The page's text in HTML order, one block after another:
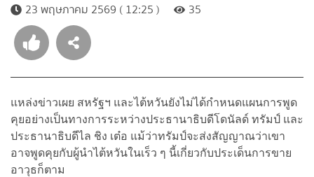
23 พฤษภาคม 2569 ( 12:25 )
35
แหล่งข่าวเผย สหรัฐฯ และไต้หวันยังไม่ได้กำหนดแผนการพูด
คุยอย่างเป็นทางการระหว่างประธานาธิบดีโดนัลด์ ทรัมป์ และ
ประธานาธิบดีไล ชิง เต๋อ แม้ว่าทรัมป์จะส่งสัญญาณว่าเขา
อาจพูดคุยกับผู้นำไต้หวันในเร็ว ๆ นี้เกี่ยวกับประเด็นการขาย
อาวุธก็ตาม